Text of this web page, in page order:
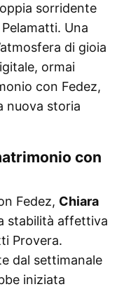
sorridente
Una
di gioia
ormai
con Fedez,
nuova storia
con
Fedez, Chiara
stabilità affettiva
Provera.
dal settimanale
iniziata